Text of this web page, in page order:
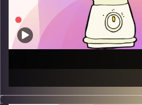
את הבוקר בהגשת רועי בלוך